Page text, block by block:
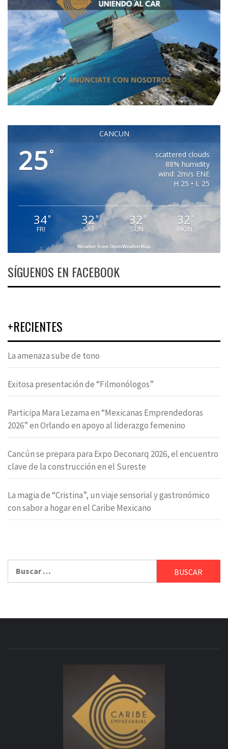
CANCUN
25°
scattered clouds
88% humidity
wind: 2m/s ENE
H 25 • L 25
34°
FRI
32°
SAT
32 °
SUN
32 °
MON
Weather from OpenWeatherMap
SÍGUENOS EN FACEBOOK
+RECIENTES
La amenaza sube de tono
Exitosa presentación de “Filmonólogos”
Participa Mara Lezama en “Mexicanas Emprendedoras
2026” en Orlando en apoyo al liderazgo femenino
Cancún se prepara para Expo Deconarq 2026, el encuentro
clave de la construcción en el Sureste
La magia de “Cristina”, un viaje sensorial y gastronómico
con sabor a hogar en el Caribe Mexicano